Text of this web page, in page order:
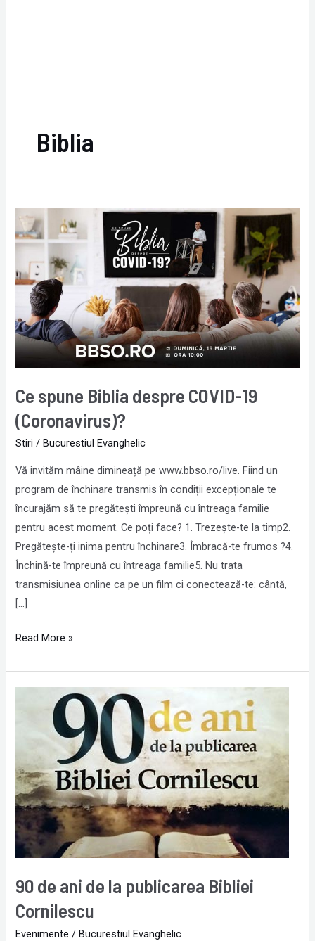
Biblia
Ce spune Biblia despre COVID-19
(Coronavirus)?
Stiri / Bucurestiul Evanghelic
Vă invităm mâine dimineață pe www.bbso.ro/live. Fiind un
program de închinare transmis în condiții excepționale te
încurajăm să te pregătești împreună cu întreaga familie
pentru acest moment. Ce poți face? 1. Trezește-te la timp2.
Pregătește-ți inima pentru închinare3. Îmbracă-te frumos ?4.
Închină-te împreună cu întreaga familie5. Nu trata
transmisiunea online ca pe un film ci conectează-te: cântă,
[…]
Ce
spune
despre
COVID-
(Coronavirus)?
Read More »
90 de ani de la publicarea Bibliei
Cornilescu
Evenimente /Bucurestiul Evanghelic
la
publicarea
Bibliei
Cornilescu